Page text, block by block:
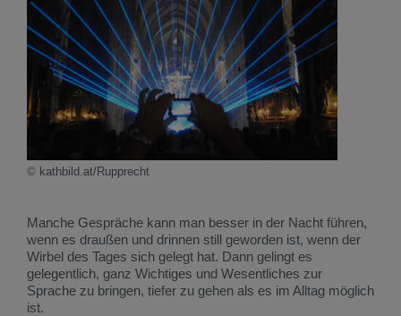
© kathbild.at/Rupprecht
Manche Gespräche kann man besser in der Nacht führen,
wenn es draußen und drinnen still geworden ist, wenn der
Wirbel des Tages sich gelegt hat. Dann gelingt es
gelegentlich, ganz Wichtiges und Wesentliches zur
Sprache zu bringen, tiefer zu gehen als es im Alltag möglich
ist.